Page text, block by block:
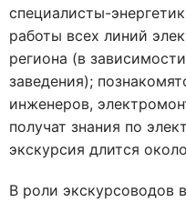
специалисты-
работы всех линий
региона (в
заведения);
инженеров,
получат знания по
экскурсия длится
В роли экскурсоводов